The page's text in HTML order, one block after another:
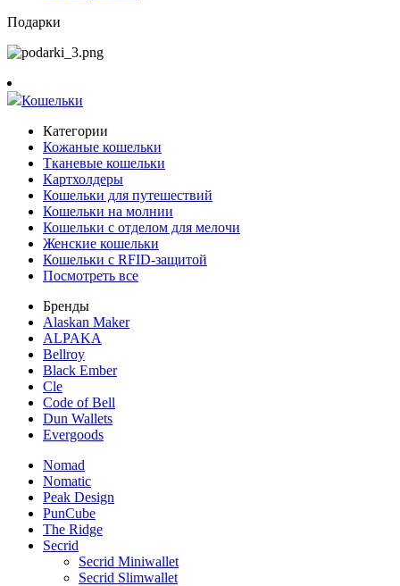
Подарки
Кошельки
Категории
Кожаные кошельки
Тканевые кошельки
Картхолдеры
Кошельки для путешествий
Кошельки на молнии
Кошельки с отделом для мелочи
Женские кошельки
Кошельки с RFID-защитой
Посмотреть все
Бренды
Alaskan Maker
ALPAKA
Bellroy
Black Ember
Cle
Code of Bell
Dun Wallets
Evergoods
Nomad
Nomatic
Peak Design
PunCube
The Ridge
Secrid
Secrid Miniwallet
Secrid Slimwallet